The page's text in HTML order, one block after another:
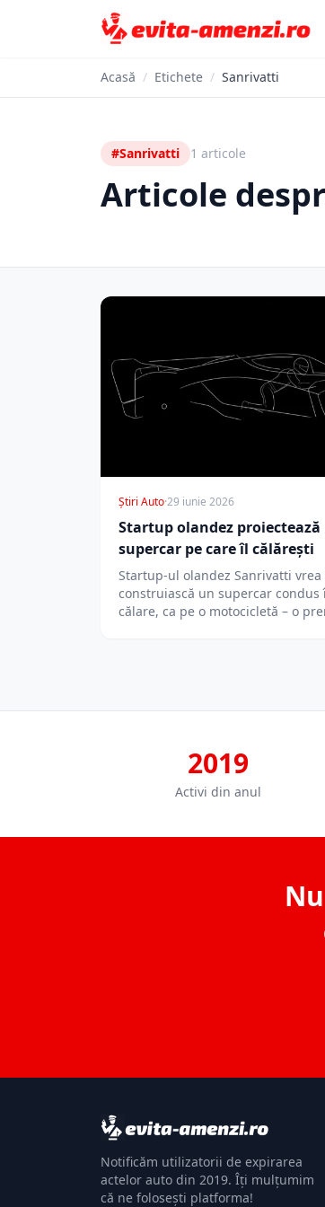
Acasă / Etichete / Sanrivatti
#Sanrivatti 1 articole
Articole
Știri Auto·29 iunie 2026
Startup olandez proiectează
supercar pe care îl călărești
Startup-ul olandez Sanrivatti vrea
construiască un supercar condus
călare, ca pe o motocicletă – o
2019
Activi din anul
Notificăm utilizatorii de expirarea
actelor auto din 2019. Îți mulțumim
că ne folosești platforma!